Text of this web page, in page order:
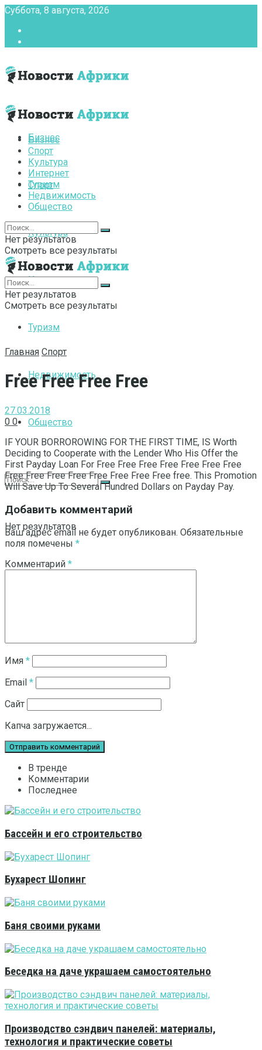
Суббота, 8 августа, 2026
Бизнес
Спорт
Культура
Интернет
Туризм
Недвижимость
Общество
Нет результатов
Смотреть все результаты
Бизнес
Спорт
Культура
Интернет
Туризм
Недвижимость
Общество
Нет результатов
Смотреть все результаты
Нет результатов
Смотреть все результаты
Главная Спорт
Free Free Free Free
27.03.2018
0 0
IF YOUR BORROROWING FOR THE FIRST TIME, IS Worth
Deciding to Cooperate with the Lender Who His Offer the
First Payday Loan For Free Free Free Free Free Free Free
Free Free Free Free Free Free Free Free free. This Promotion
Will Save Up To Several Hundred Dollars on Payday Pay.
Добавить комментарий
Ваш адрес email не будет опубликован. Обязательные
поля помечены *
Комментарий *
Имя *
Email *
Сайт
Капча загружается...
В тренде
Комментарии
Последнее
Бассейн и его строительство
Бухарест Шопинг
Баня своими руками
Беседка на даче украшаем самостоятельно
Производство сэндвич панелей: материалы,
технология и практические советы